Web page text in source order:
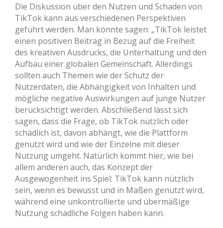
Die Diskussion über den Nutzen und Schaden von
TikTok kann aus verschiedenen Perspektiven
geführt werden. Man könnte sagen: „TikTok leistet
einen positiven Beitrag in Bezug auf die Freiheit
des kreativen Ausdrucks, die Unterhaltung und den
Aufbau einer globalen Gemeinschaft. Allerdings
sollten auch Themen wie der Schutz der
Nutzerdaten, die Abhängigkeit von Inhalten und
mögliche negative Auswirkungen auf junge Nutzer
berücksichtigt werden. Abschließend lässt sich
sagen, dass die Frage, ob TikTok nützlich oder
schädlich ist, davon abhängt, wie die Plattform
genutzt wird und wie der Einzelne mit dieser
Nutzung umgeht. Natürlich kommt hier, wie bei
allem anderen auch, das Konzept der
Ausgewogenheit ins Spiel: TikTok kann nützlich
sein, wenn es bewusst und in Maßen genutzt wird,
während eine unkontrollierte und übermäßige
Nutzung schädliche Folgen haben kann.